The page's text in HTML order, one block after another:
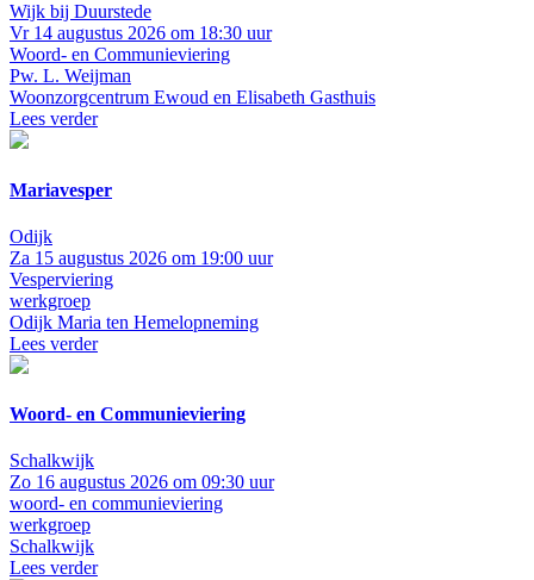
Wijk bij Duurstede
Vr 14 augustus 2026 om 18:30 uur
Woord- en Communieviering
Pw. L. Weijman
Woonzorgcentrum Ewoud en Elisabeth Gasthuis
Lees verder
Mariavesper
Odijk
Za 15 augustus 2026 om 19:00 uur
Vesperviering
werkgroep
Odijk Maria ten Hemelopneming
Lees verder
Woord- en Communieviering
Schalkwijk
Zo 16 augustus 2026 om 09:30 uur
woord- en communieviering
werkgroep
Schalkwijk
Lees verder